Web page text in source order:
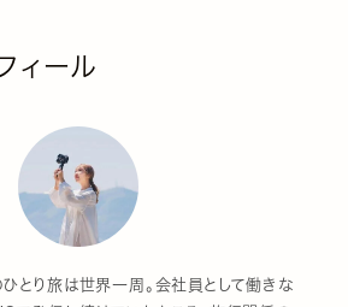
ィール
とり旅は世界一周。会社員として働きな